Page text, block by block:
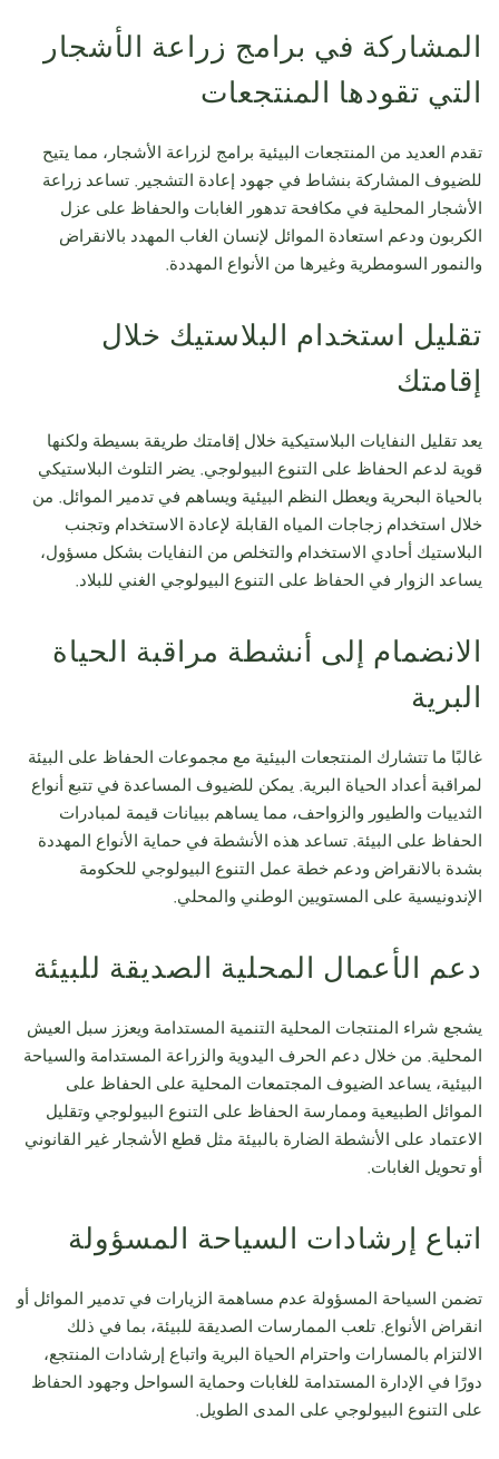
المشاركة في برامج زراعة الأشجار
التي تقودها المنتجعات
تقدم العديد من المنتجعات البيئية برامج لزراعة الأشجار، مما يتيح
للضيوف المشاركة بنشاط في جهود إعادة التشجير. تساعد زراعة
الأشجار المحلية في مكافحة تدهور الغابات والحفاظ على عزل
الكربون ودعم استعادة الموائل لإنسان الغاب المهدد بالانقراض
والنمور السومطرية وغيرها من الأنواع المهددة.
تقليل استخدام البلاستيك خلال
إقامتك
يعد تقليل النفايات البلاستيكية خلال إقامتك طريقة بسيطة ولكنها
قوية لدعم الحفاظ على التنوع البيولوجي. يضر التلوث البلاستيكي
بالحياة البحرية ويعطل النظم البيئية ويساهم في تدمير الموائل. من
خلال استخدام زجاجات المياه القابلة لإعادة الاستخدام وتجنب
البلاستيك أحادي الاستخدام والتخلص من النفايات بشكل مسؤول،
يساعد الزوار في الحفاظ على التنوع البيولوجي الغني للبلاد.
الانضمام إلى أنشطة مراقبة الحياة
البرية
غالبًا ما تتشارك المنتجعات البيئية مع مجموعات الحفاظ على البيئة
لمراقبة أعداد الحياة البرية. يمكن للضيوف المساعدة في تتبع أنواع
الثدييات والطيور والزواحف، مما يساهم ببيانات قيمة لمبادرات
الحفاظ على البيئة. تساعد هذه الأنشطة في حماية الأنواع المهددة
بشدة بالانقراض ودعم خطة عمل التنوع البيولوجي للحكومة
الإندونيسية على المستويين الوطني والمحلي.
دعم الأعمال المحلية الصديقة للبيئة
يشجع شراء المنتجات المحلية التنمية المستدامة ويعزز سبل العيش
المحلية. من خلال دعم الحرف اليدوية والزراعة المستدامة والسياحة
البيئية، يساعد الضيوف المجتمعات المحلية على الحفاظ على
الموائل الطبيعية وممارسة الحفاظ على التنوع البيولوجي وتقليل
الاعتماد على الأنشطة الضارة بالبيئة مثل قطع الأشجار غير القانوني
أو تحويل الغابات.
اتباع إرشادات السياحة المسؤولة
تضمن السياحة المسؤولة عدم مساهمة الزيارات في تدمير الموائل أو
انقراض الأنواع. تلعب الممارسات الصديقة للبيئة، بما في ذلك
الالتزام بالمسارات واحترام الحياة البرية واتباع إرشادات المنتجع،
دورًا في الإدارة المستدامة للغابات وحماية السواحل وجهود الحفاظ
على التنوع البيولوجي على المدى الطويل.